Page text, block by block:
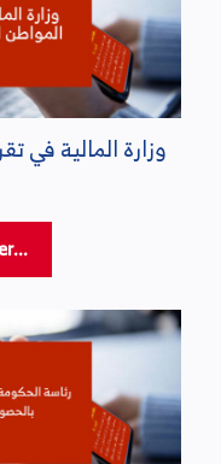
وزارة المالية في